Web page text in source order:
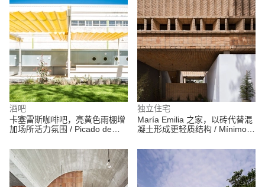
酒吧
卡塞雷斯咖啡吧，亮黄色雨棚增
加场所活力氛围 / Picado de
独立住宅
María Emilia 之家，以砖代替混
凝土形成更轻质结构 / Mínimo